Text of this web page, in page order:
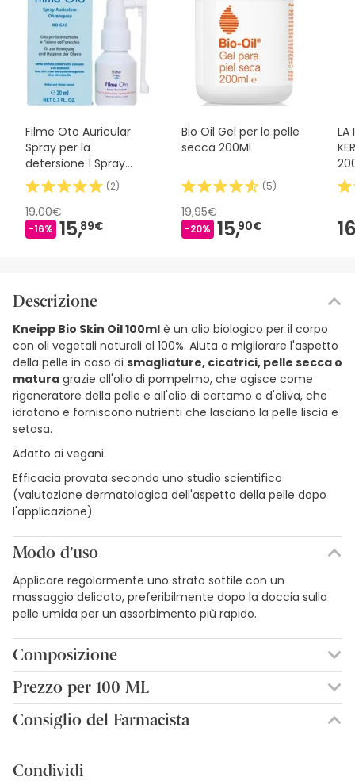
Filme Oto Auricular
Spray per la
detersione 1 Spray
20ml
(2)
19,00€
-16% 15,89€
Bio Oil Gel per la pelle
secca 200Ml
(5)
19,95€
-20% 15,90€
LA
Descrizione
Kneipp Bio Skin Oil 100ml è un olio biologico per il corpo
con oli vegetali naturali al 100%. Aiuta a migliorare l'aspetto
della pelle in caso di smagliature, cicatrici, pelle secca o
matura grazie all'olio di pompelmo, che agisce come
rigeneratore della pelle e all'olio di cartamo e d'oliva, che
idratano e forniscono nutrienti che lasciano la pelle liscia e
setosa.
Adatto ai vegani.
Efficacia provata secondo uno studio scientifico
(valutazione dermatologica dell'aspetto della pelle dopo
l'applicazione).
Modo d’uso
Applicare regolarmente uno strato sottile con un
massaggio delicato, preferibilmente dopo la doccia sulla
pelle umida per un assorbimento più rapido.
Composizione
CARTHAMUS TINCTORIUS (CARTAMO) SEED OIL**, OLEA
EUROPAEA (OLIVE) FRUIT OIL**, LIMONENE*, CITRUS GRANDIS
(GRAPEFRUIT) PEEL OIL, CITRAL*, LINALOOL*, HELIANTHUS
ANNUUS (SUNFLOWER) SEED OIL, TOCOPHEROL. * OLIO
ESSENZIALE NATURALE ** DA COLTIVAZIONE BIOLOGICA
CONTROLLATA.
Prezzo per 100 ML
8,66€ / 100 ml
Consiglio del Farmacista
Condividi